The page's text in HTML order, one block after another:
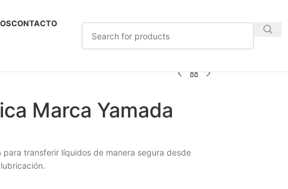
CONTACTO
Marca Yamada
transferir líquidos de manera segura desde